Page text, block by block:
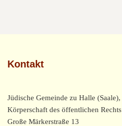
Kontakt
Jüdische Gemeinde zu Halle (Saale),
Körperschaft des öffentlichen Rechts
Große Märkerstraße 13